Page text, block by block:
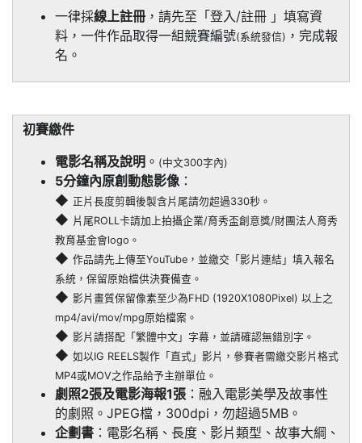
一律採線上註冊 ，請先至「登入/註冊 」填寫資
料，一件作品取得一組競賽編號(系統發信) ，完成報
名。
初賽繳件
電影名稱及說明 。 (中文300字內)
5分鐘內原創動態影像 ：
◆ 正片長度剪輯後製含片尾請勿超過330秒。
◆ 片尾ROLL卡請加上拍攝企業/育秀盃創意獎/財團法人育秀
教育基金會logo。
◆ 作品請先上傳至YouTube，並繳交「影片連結」填入報名
系統，保留原始檔供決賽備查。
◆ 影片畫質保留像素至少為FHD (1920X1080Pixel) 以上之
mp4/avi/mov/mpg原始檔案。
◆ 影片請搭配「繁體中文」字幕，並請確認無錯別字。
◆ 如以IG REELS製作「直式」影片，參賽者需繳交影片格式
MP4或MOV之作品給予主辦單位。
劇照2張及電影海報1張 ：融入電影美學及故事性
的劇照。JPEG檔，300dpi，勿超過5MB。
企劃書 ：電影名稱、長度、影片類型、故事大綱、